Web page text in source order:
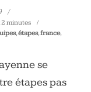
2 minutes
,étapes,france,
se
étapes pas